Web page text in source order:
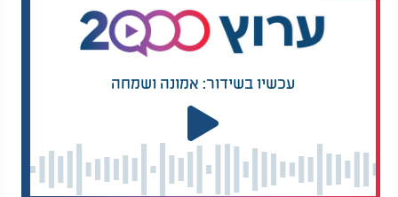
עכשיו בשידור: אמונה ושמחה